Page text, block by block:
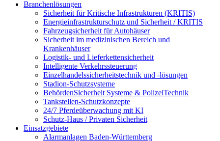
Branchenlösungen
Sicherheit für Kritische Infrastrukturen (KRITIS)
Energieinfrastrukturschutz und Sicherheit / KRITIS
Fahrzeugsicherheit für Autohäuser
Sicherheit im medizinischen Bereich und
Krankenhäuser
Logistik- und Lieferkettensicherheit
Intelligente Verkehrssteuerung
Einzelhandelssicherheitstechnik und -lösungen
Stadion-Schutzsysteme
BehördenSicherheit Systeme & PolizeiTechnik
Tankstellen-Schutzkonzepte​
24/7 Pferdeüberwachung mit KI
Schutz-Haus / Privaten Sicherheit
Einsatzgebiete
Alarmanlagen Baden-Württemberg